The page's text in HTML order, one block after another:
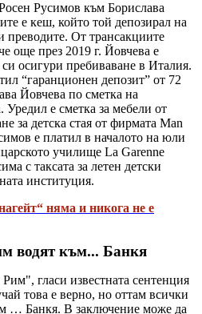
Русимов към Борислава
е кеш, който той депозирал на
преводите. От трансакциите
още през 2019 г. Йовчева е
осигури пребиваване в Италия.
“гаранционен депозит” от 72
Йовчева по сметка на
Уредил е сметка за мебели от
за детска стая от фирмата Man
е платил в началото на юли
училище La Garenne
с таксата за летен детски
институция.
няма и никога не е
водят към... Банкя
гласи известната сентенция
това е верно, но оттам всички
… Банкя. В заключение може да